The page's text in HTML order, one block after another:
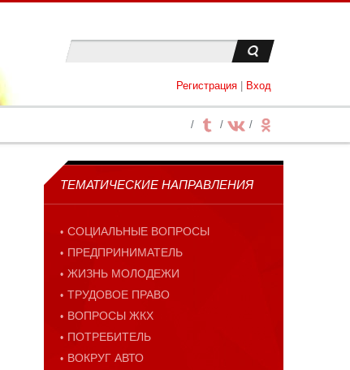
Регистрация Вход
ТЕМАТИЧЕСКИЕ НАПРАВЛЕНИЯ
СОЦИАЛЬНЫЕ ВОПРОСЫ
ПРЕДПРИНИМАТЕЛЬ
ЖИЗНЬ МОЛОДЕЖИ
ТРУДОВОЕ ПРАВО
ВОПРОСЫ ЖКХ
ПОТРЕБИТЕЛЬ
ВОКРУГ АВТО